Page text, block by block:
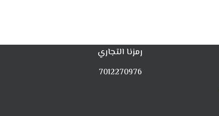
رمزنا التجاري
7012270976